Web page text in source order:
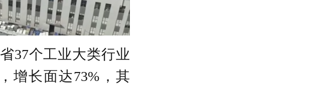
表的新兴产业快速发
口额达599亿元，同
制造业、数字经济核
制造业均保持两位数
37个工业大类行业
增长面达73%，其